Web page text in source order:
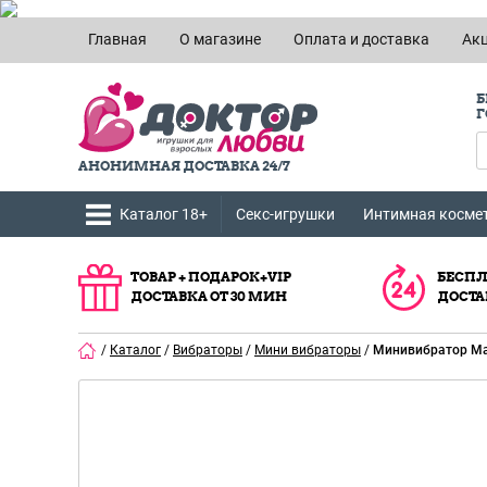
Главная О магазине Оплата и доставка
АНОНИМНАЯ ДОСТАВКА 24/7
Каталог 18+ Секс-игрушки Интимная
ТОВАР + ПОДАРОК+VIP
ДОСТАВКА ОТ 30 МИН
/ Каталог / Вибраторы / Мини вибраторы / Минивибратор